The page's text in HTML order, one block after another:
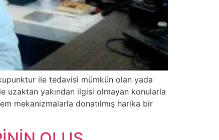
ile tedavisi mümkün olan yada
uzaktan yakından ilgisi olmayan konularla
mekanizmalarla donatılmış harika bir